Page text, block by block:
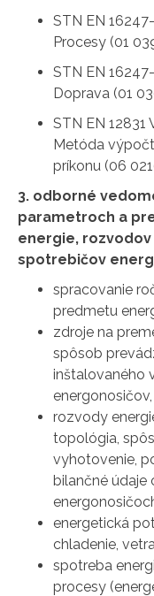
STN EN
Procesy (01
STN EN
Doprava (01
STN EN
Metóda
príkonu (06
3. odborné
parametroch a
energie,
spotrebičov
spracovanie
predmetu
zdroje na
spôsob
inštalovaného
energonosičov,
rozvody
topológia,
vyhotovenie,
bilančné údaje
energetická
chladenie,
spotreba
procesy